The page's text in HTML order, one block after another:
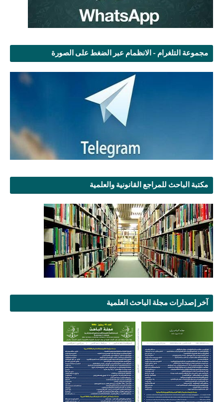
مجموعة التلغرام - الانظمام عبر الضغط على الصورة
مكتبة الباحث للمراجع القانونية والعلمية
آخر إصدارات مجلة الباحث العلمية